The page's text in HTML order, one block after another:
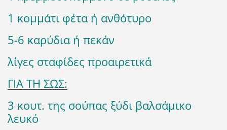
1 κομμάτι φέτα ή ανθότυρο
5-6 καρύδια ή πεκάν
λίγες σταφίδες προαιρετικά
ΓΙΑ ΤΗ ΣΩΣ:
3 κουτ. της σούπας ξύδι βαλσάμικο
λευκό